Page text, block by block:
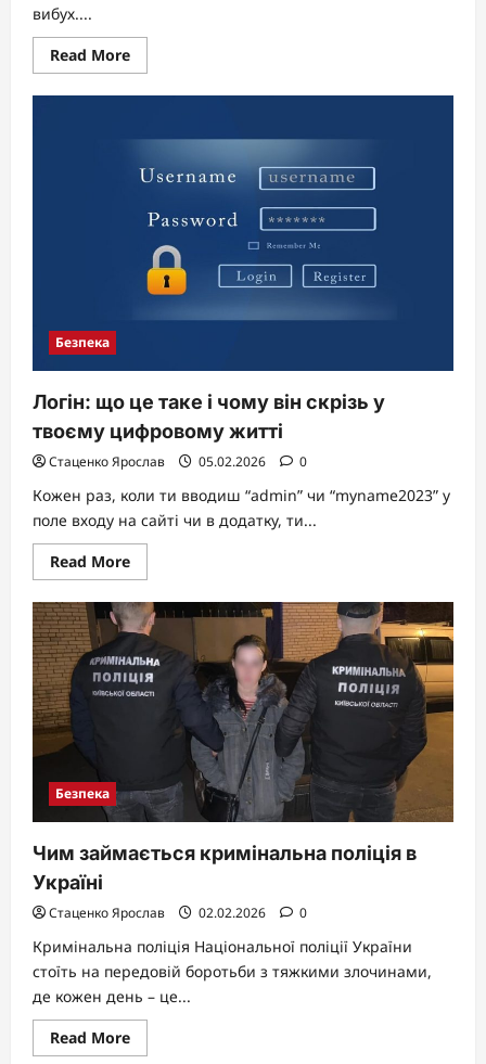
вибух....
Read MoreRead
more
Як
опинилися
завалом
Безпека
Логін: що це таке і чому він скрізь у
твоєму цифровому житті
Стаценко Ярослав 05.02.2026 0
Кожен раз, коли ти вводиш “admin” чи “myname2023” у
поле входу на сайті чи в додатку, ти...
Read MoreRead
more
Логін:
що
це
таке
і
чому
він
цифровому
Безпека
Чим займається кримінальна поліція в
Україні
Стаценко Ярослав 02.02.2026 0
Кримінальна поліція Національної поліції України
стоїть на передовій боротьби з тяжкими злочинами,
де кожен день – це...
Read MoreRead
more